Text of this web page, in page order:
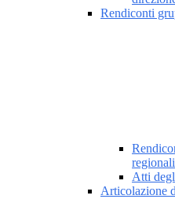
Rendiconti
Atti
Articolazione